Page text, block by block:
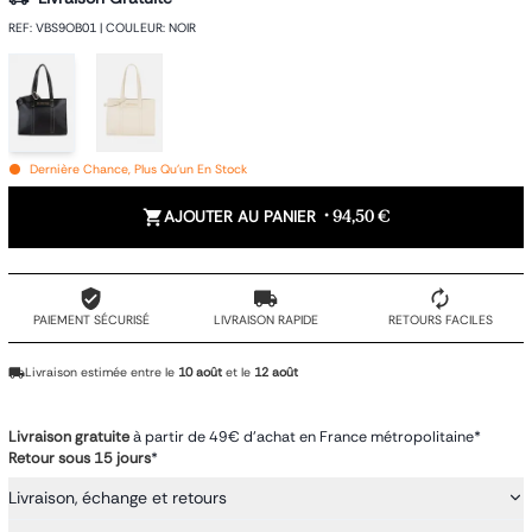
REF: VBS9OB01 | COULEUR: NOIR
Dernière Chance, Plus Qu'un En Stock
AJOUTER AU PANIER • 94,50 €
PAIEMENT SÉCURISÉ LIVRAISON RAPIDE RETOURS FACILES
Livraison estimée entre le 10 août et le 12 août
Livraison gratuiteà partir de 49€ d'achat en France métropolitaine*
Retour sous 15 jours*
Livraison, échange et retours